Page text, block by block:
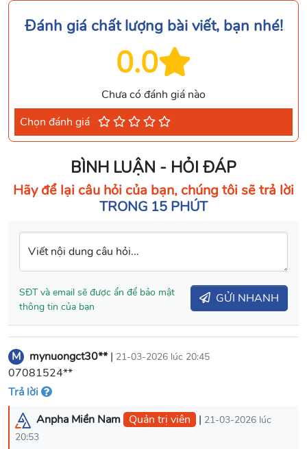
Đánh giá chất lượng bài viết, bạn nhé!
0.0
Chưa có đánh giá nào
Chọn đánh giá
BÌNH LUẬN - HỎI ĐÁP
Hãy để lại câu hỏi của bạn, chúng tôi sẽ trả lời
TRONG 15 PHÚT
Viết nội dung câu hỏi...
SĐT và email sẽ được ẩn để bảo mật
thông tin của bạn
GỬI NHANH
M mynuongct30**| 21-03-2026 lúc 20:45
07081524**
Trả lời
Anpha Miền Nam Quản trị viên | 21-03-2026 lúc
20:53